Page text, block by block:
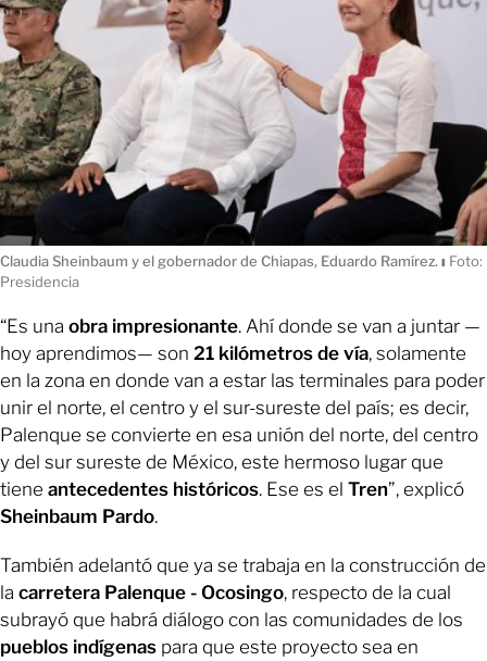
Claudia Sheinbaum y el gobernador de Chiapas, Eduardo Ramírez. ı Foto:
Presidencia
“Es una obra impresionante. Ahí donde se van a juntar —
hoy aprendimos— son 21 kilómetros de vía, solamente
en la zona en donde van a estar las terminales para poder
unir el norte, el centro y el sur-sureste del país; es decir,
Palenque se convierte en esa unión del norte, del centro
y del sur sureste de México, este hermoso lugar que
tiene antecedentes históricos. Ese es el Tren”, explicó
Sheinbaum Pardo.
También adelantó que ya se trabaja en la construcción de
la carretera Palenque - Ocosingo, respecto de la cual
subrayó que habrá diálogo con las comunidades de los
pueblos indígenas para que este proyecto sea en